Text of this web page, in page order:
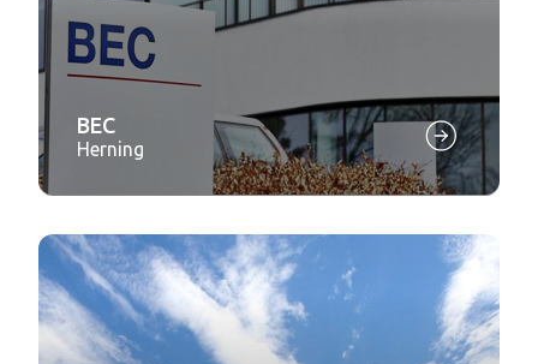
BEC
Herning